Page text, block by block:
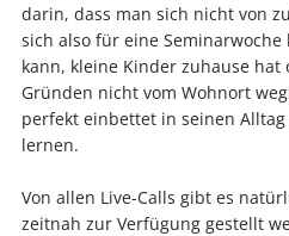
darin, dass man sich nicht von
sich also für eine
kann, kleine Kinder zuhause hat
Gründen nicht vom Wohnort
perfekt einbettet in seinen
lernen.
Von allen Live-Calls gibt es
zeitnah zur Verfügung gestellt